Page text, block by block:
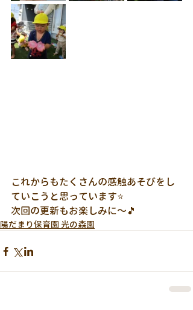
これからもたくさんの感触あそびをし
ていこうと思っています⭐
次回の更新もお楽しみに～🎵
陽だまり保育園 光の森園